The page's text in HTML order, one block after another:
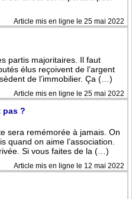
Article mis en ligne le 25 mai 2022
partis majoritaires. Il faut
élus reçoivent de l’argent
de l’immobilier. Ça (…)
Article mis en ligne le 25 mai 2022
pas ?
sera remémorée à jamais. On
quand on aime l’association.
Si vous faites de la (…)
Article mis en ligne le 12 mai 2022